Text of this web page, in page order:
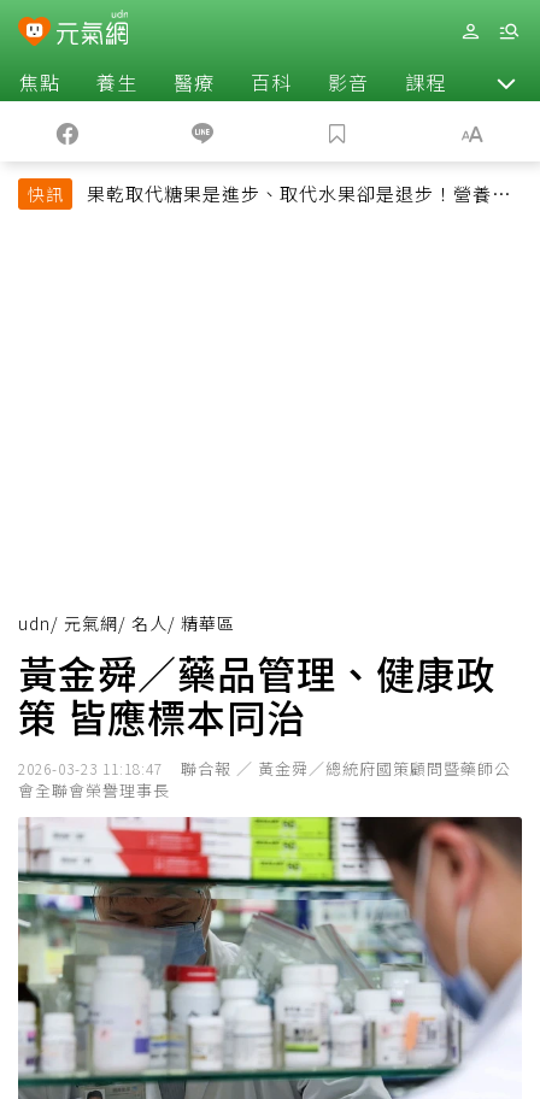
焦點 養生 醫療 百科 影音 課程 退休
快訊
果乾取代糖果是進步、取代水果卻是退步！營養師
udn/ 元氣網/ 名人/ 精華區
黃金舜／藥品管理、健康政
策 皆應標本同治
2026-03-23 11:18:47
聯合報 ／ 黃金舜／總統府國策顧問暨藥師公
會全聯會榮譽理事長